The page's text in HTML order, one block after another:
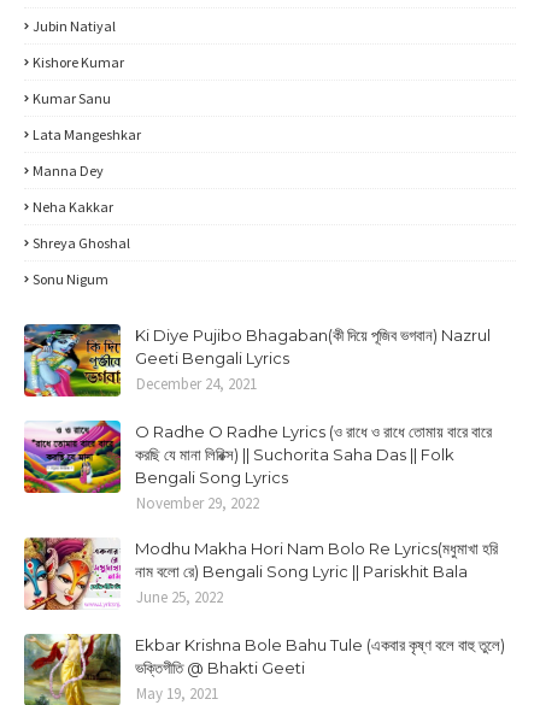
Jubin Natiyal
Kishore Kumar
Kumar Sanu
Lata Mangeshkar
Manna Dey
Neha Kakkar
Shreya Ghoshal
Sonu Nigum
Ki Diye Pujibo Bhagaban(কী দিয়ে পূজিব ভগবান) Nazrul
Geeti Bengali Lyrics
December 24, 2021
O Radhe O Radhe Lyrics (ও রাধে ও রাধে তোমায় বারে বারে
করছি যে মানা লিরিক্স) || Suchorita Saha Das || Folk
Bengali Song Lyrics
November 29, 2022
Modhu Makha Hori Nam Bolo Re Lyrics(মধুমাখা হরি
নাম বলো রে) Bengali Song Lyric || Pariskhit Bala
June 25, 2022
Ekbar Krishna Bole Bahu Tule (একবার কৃষ্ণ বলে বাহু তুলে)
ভক্তিগীতি @ Bhakti Geeti
May 19, 2021